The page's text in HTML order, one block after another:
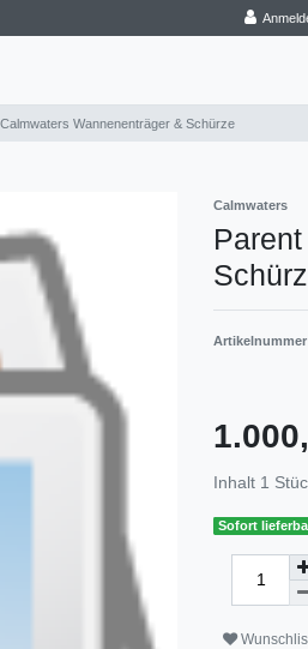
Wannenenträger & Schürze
Calmwaters
Artikelnummer
Inhalt 1
Sofort